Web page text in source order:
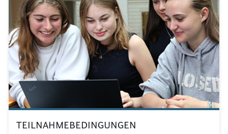
TEILNAHMEBEDINGUNGEN